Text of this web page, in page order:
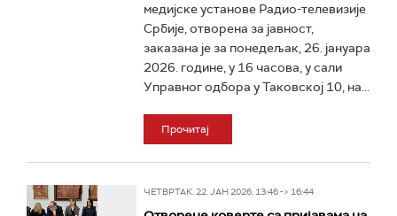
медијске установе Радио-телевизије
Србије, отворена за јавност,
заказана је за понедељак, 26. јануара
2026. године, у 16 часова, у сали
Управног одбора у Таковској 10, на...
Прочитај
ЧЕТВРТАК, 22. ЈАН 2026, 13:46 -> 16:44